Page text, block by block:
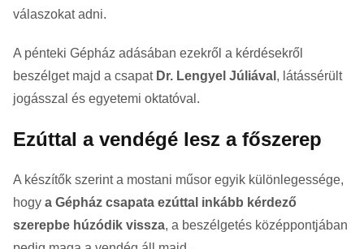
válaszokat adni.
A pénteki Gépház adásában ezekről a kérdésekről
beszélget majd a csapat Dr. Lengyel Júliával , látássérült
jogásszal és egyetemi oktatóval.
Ezúttal a vendégé lesz a főszerep
A készítők szerint a mostani műsor egyik különlegessége,
hogy a Gépház csapata ezúttal inkább kérdező
szerepbe húzódik vissza, a beszélgetés középpontjában